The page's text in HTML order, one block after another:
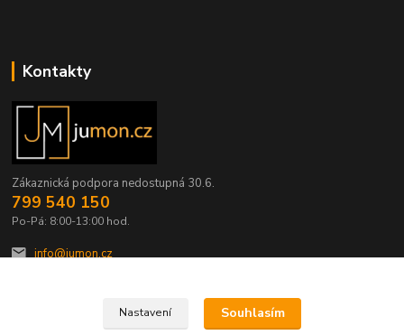
Kontakty
Zákaznická podpora nedostupná 30.6.
799 540 150
Po-Pá: 8:00-13:00 hod.
info@jumon.cz
Nastavení Souhlasím